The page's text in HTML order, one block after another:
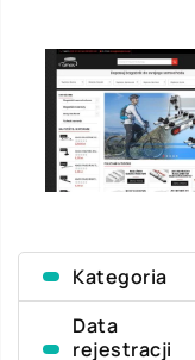
Kategoria
Data
rejestracji